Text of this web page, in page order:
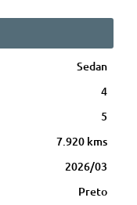
Sedan
4
5
7.920 kms
2026/03
Preto